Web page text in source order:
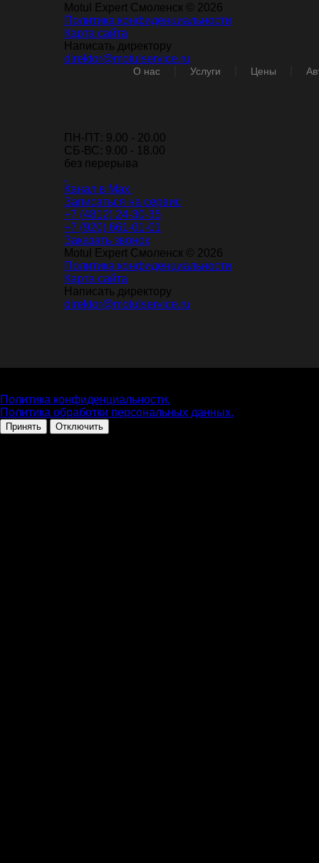
Motul Expert Смоленск © 2026
Политика конфиденциальности
Карта сайта
Написать директору
direktor@motulservice.ru
О нас Услуги Цены
ПН-ПТ: 9.00 - 20.00
СБ-ВС: 9.00 - 18.00
без перерыва
Канал в Max
Записаться на сервис
+7 (4812) 24-30-35
+7 (920) 661-01-01
Заказать звонок
Motul Expert Смоленск © 2026
Политика конфиденциальности
Карта сайта
Написать директору
direktor@motulservice.ru
Политика конфиденциальности.
Политика обработки персональных данных.
Принять Отключить